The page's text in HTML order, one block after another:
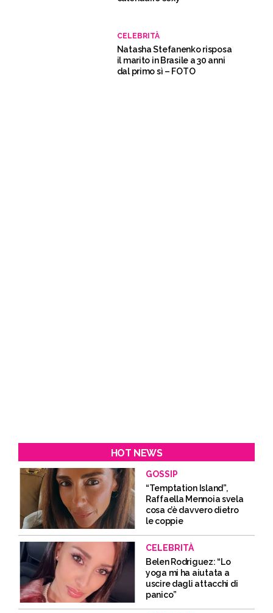
CELEBRITÀ
Natasha Stefanenko risposa
il marito in Brasile a 30 anni
dal primo sì – FOTO
HOT NEWS
GOSSIP
“Temptation Island”,
Raffaella Mennoia svela
cosa c’è davvero dietro
le coppie
CELEBRITÀ
Belen Rodriguez: “Lo
yoga mi ha aiutata a
uscire dagli attacchi di
panico”